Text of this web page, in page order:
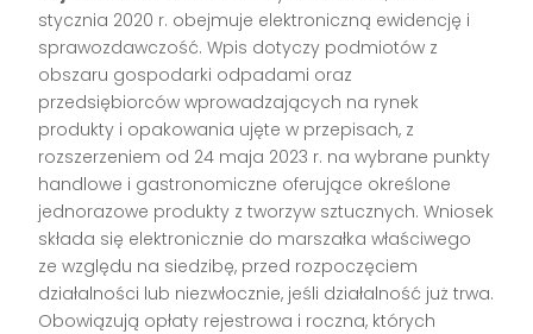
stycznia 2020 r. obejmuje elektroniczną ewidencję i
sprawozdawczość. Wpis dotyczy podmiotów z
obszaru gospodarki odpadami oraz
przedsiębiorców wprowadzających na rynek
produkty i opakowania ujęte w przepisach, z
rozszerzeniem od 24 maja 2023 r. na wybrane punkty
handlowe i gastronomiczne oferujące określone
jednorazowe produkty z tworzyw sztucznych. Wniosek
składa się elektronicznie do marszałka właściwego
ze względu na siedzibę, przed rozpoczęciem
działalności lub niezwłocznie, jeśli działalność już trwa.
Obowiązują opłaty rejestrowa i roczna, których